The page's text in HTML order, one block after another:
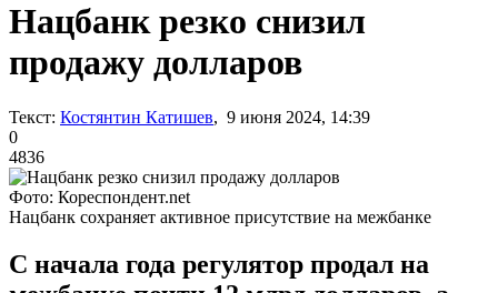
Нацбанк резко снизил
продажу долларов
Текст: Костянтин Катишев, 9 июня 2024, 14:39
0
4836
Фото: Кореспондент.net
Нацбанк сохраняет активное присутствие на межбанке
С начала года регулятор продал на